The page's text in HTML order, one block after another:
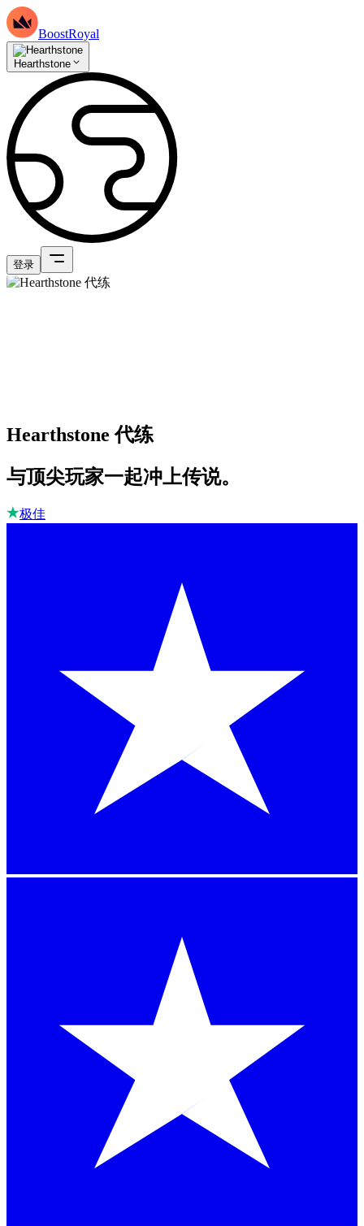
BoostRoyal
Hearthstone
登录
Hearthstone 代练
与顶尖玩家一起冲上传说。
极佳